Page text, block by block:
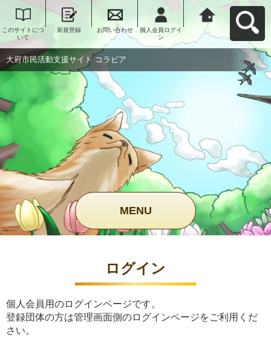
このサイトにつ
いて
新規登録 お問い合わせ
個人会員ログイ
ン
大府市民活動支
援サイト コラビ
アへ戻る
大府市民活動支援サイト コラビア
MENU
ログイン
個人会員用のログインページです。
登録団体の方は管理画面側のログインページをご利用くだ
さい。